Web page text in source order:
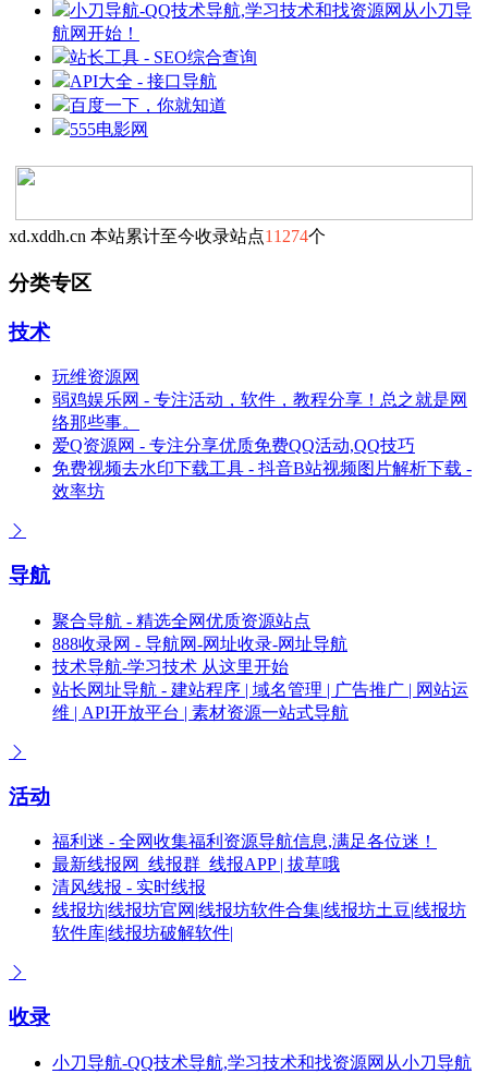
小刀导航-QQ技术导航,学习技术和找资源网从小刀导
航网开始！
站长工具 - SEO综合查询
API大全 - 接口导航
百度一下，你就知道
555电影网
xd.xddh.cn 本站累计至今收录站点11274个
分类专区
技术
玩维资源网
弱鸡娱乐网 - 专注活动，软件，教程分享！总之就是网
络那些事。
爱Q资源网 - 专注分享优质免费QQ活动,QQ技巧
免费视频去水印下载工具 - 抖音B站视频图片解析下载 -
效率坊
导航
聚合导航 - 精选全网优质资源站点
888收录网 - 导航网-网址收录-网址导航
技术导航-学习技术 从这里开始
站长网址导航 - 建站程序 | 域名管理 | 广告推广 | 网站运
维 | API开放平台 | 素材资源一站式导航
活动
福利迷 - 全网收集福利资源导航信息,满足各位迷！
最新线报网_线报群_线报APP | 拔草哦
清风线报 - 实时线报
线报坊|线报坊官网|线报坊软件合集|线报坊土豆|线报坊
软件库|线报坊破解软件|
收录
小刀导航-QQ技术导航,学习技术和找资源网从小刀导航